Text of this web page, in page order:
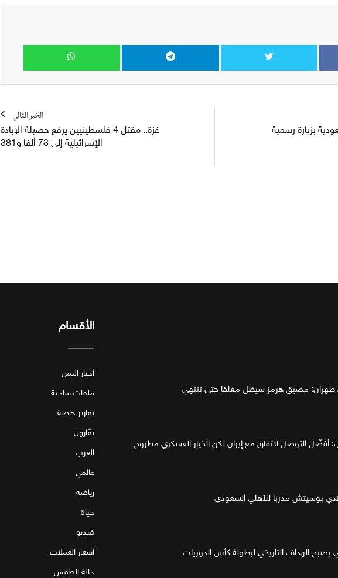
بزيارة رسمية
الخبر التالي
غزة.. مقتل 4 فلسطينيين يرفع حصيلة الإبادة
الإسرائيلية إلى 73 ألفا و381
طهران: مضيق هرمز سيظل مغلقا حتى تنتهي
أفضّل التوصل لاتفاق مع إيران لكن الخيار العسكري مطروح
بوسيتش مدربا للأهلي السعودي
الهداف التاريخي لبطولة كأس الدوريات
الأقسام
أخبار اليمن
ملفات ساخنة
تقارير خاصة
نقّارون
العرب
عالمي
رياضة
حياة
فيديو
أسعار العملات
حالة الطقس